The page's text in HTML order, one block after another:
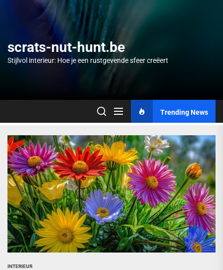
scrats-nut-hunt.be
Stijlvol interieur: Hoe je een rustgevende sfeer creëert
Trending News
INTERIEUR